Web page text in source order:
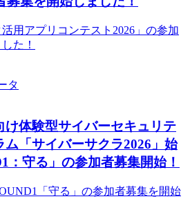
活用アプリコンテスト2026」の参加
た！
タ
け体験型サイバーセキュリテ
ム「サイバーサクラ2026」始
：守る」の参加者募集開始！
「守る」の参加者募集を開始